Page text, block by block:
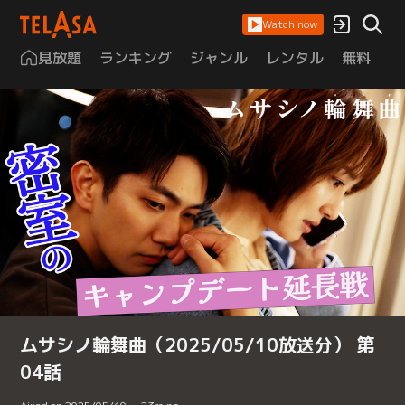
Watch now
見放題 ランキング ジャンル レンタル 無料
ムサシノ輪舞曲（2025/05/10放送分） 第
04話